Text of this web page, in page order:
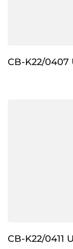
CB-K22/0407
CB-K22/0411